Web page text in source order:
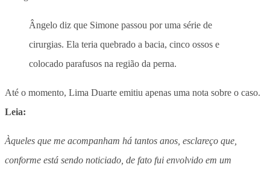
Ângelo diz que Simone passou por uma série de
cirurgias. Ela teria quebrado a bacia, cinco ossos e
colocado parafusos na região da perna.
Até o momento, Lima Duarte emitiu apenas uma nota sobre o caso.
Leia:
Àqueles que me acompanham há tantos anos, esclareço que,
conforme está sendo noticiado, de fato fui envolvido em um